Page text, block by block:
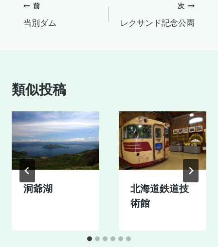
投
稿
ゲ
ー
シ
ョ
ン
前
当別ダム
次
レクサンド記念公園
類似投稿
洞爺湖
北海道鉄道技
術館